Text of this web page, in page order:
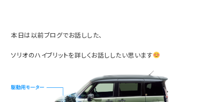
本日は以前ブログでお話しした、
ソリオのハイブリットを詳しくお話ししたい思います